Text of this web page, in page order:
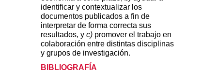
identificar y contextualizar los
documentos publicados a fin de
interpretar de forma correcta sus
resultados, y c) promover el trabajo en
colaboración entre distintas disciplinas
y grupos de investigación.
BIBLIOGRAFÍA